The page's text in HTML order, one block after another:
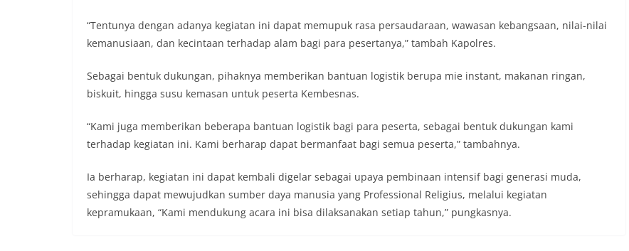
“Tentunya dengan adanya kegiatan ini dapat memupuk rasa persaudaraan, wawasan kebangsaan, nilai-nilai
kemanusiaan, dan kecintaan terhadap alam bagi para pesertanya,” tambah Kapolres.
Sebagai bentuk dukungan, pihaknya memberikan bantuan logistik berupa mie instant, makanan ringan,
biskuit, hingga susu kemasan untuk peserta Kembesnas.
“Kami juga memberikan beberapa bantuan logistik bagi para peserta, sebagai bentuk dukungan kami
terhadap kegiatan ini. Kami berharap dapat bermanfaat bagi semua peserta,” tambahnya.
Ia berharap, kegiatan ini dapat kembali digelar sebagai upaya pembinaan intensif bagi generasi muda,
sehingga dapat mewujudkan sumber daya manusia yang Professional Religius, melalui kegiatan
kepramukaan, “Kami mendukung acara ini bisa dilaksanakan setiap tahun,” pungkasnya.